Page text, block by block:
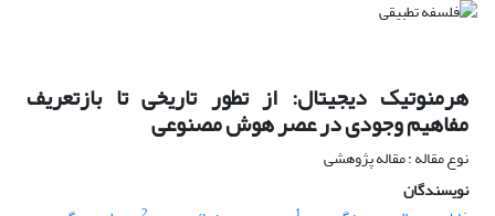
هرمنوتیک دیجیتال: از تطور تاریخی تا بازتعریف
مفاهیم وجودی در عصر هوش مصنوعی
نوع مقاله : مقاله پژوهشی
نویسندگان